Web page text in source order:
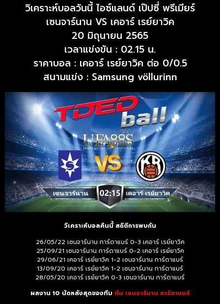
วิเคราะห์บอลวันนี้ ไอซ์แลนด์ เป๊ปซี่ พรีเมียร์
เซนจาร์นาน VS เคอาร์ เรย์ยาวิค
20 มิถุนายน 2565
เวลาแข่งขัน : 02.15 น.
ราคาบอล : เคอาร์ เรย์ยาวิค ต่อ 0/0.5
สนามแข่ง : Samsung völlurinn
วิเคราะห์บอลคืนนี้ สถิติการพบกัน
26/05/22 เซนจาร์นาน การ์ดาแบร์ 0-3 เคอาร์ เรย์ยาวิค
25/09/21 เซนจาร์นาน การ์ดาแบร์ 0-2 เคอาร์ เรย์ยาวิค
29/06/21 เคอาร์ เรย์ยาวิค 1-2 เซนจาร์นาน การ์ดาแบร์
13/09/20 เคอาร์ เรย์ยาวิค 1-2 เซนจาร์นาน การ์ดาแบร์
28/05/20 เคอาร์ เรย์ยาวิค 0-3 เซนจาร์นาน การ์ดาแบร์
ผลงาน 10 นัดหลังสุดของทีม ทีม เซนจาร์นาน การ์ดาแบร์